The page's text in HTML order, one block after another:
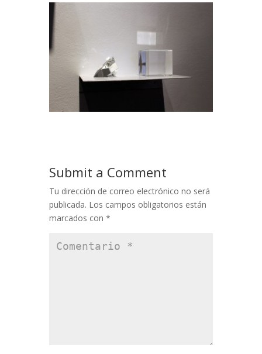
Submit a Comment
Tu dirección de correo electrónico no será
publicada. Los campos obligatorios están
marcados con *